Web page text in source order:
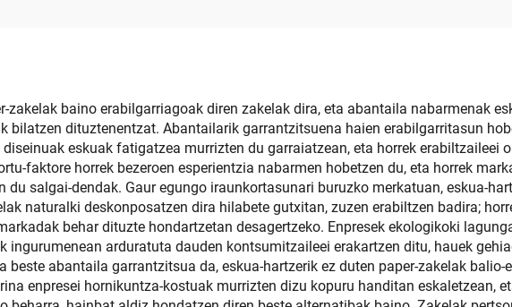
zakelak baino erabilgarriagoak diren zakelak dira, eta abantaila nabarmenak
bilatzen dituztenentzat. Abantailarik garrantzitsuena haien erabilgarritasun
eskuak fatigatzea murrizten du garraiatzean, eta horrek erabiltzaileei
faktore horrek bezeroen esperientzia nabarmen hobetzen du, eta horrek
du salgai-dendak. Gaur egungo iraunkortasunari buruzko merkatuan, eskua-
naturalki deskonposatzen dira hilabete gutxitan, zuzen erabiltzen badira;
behar dituzte hondartzetan desagertzeko. Enpresek ekologikoki
ingurumenean arduratuta dauden kontsumitzaileei erakartzen ditu, hauek
beste abantaila garrantzitsua da, eskua-hartzerik ez duten paper-zakelak
enpresei hornikuntza-kostuak murrizten dizu kopuru handitan eskaletzean,